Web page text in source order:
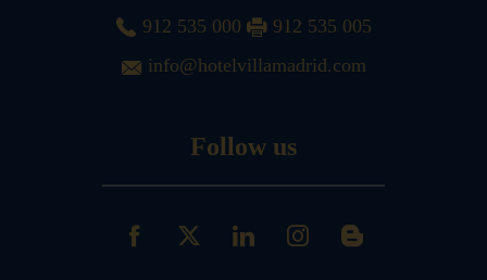
912 535 000
912 535 005
info@hotelvillamadrid.com
Follow us